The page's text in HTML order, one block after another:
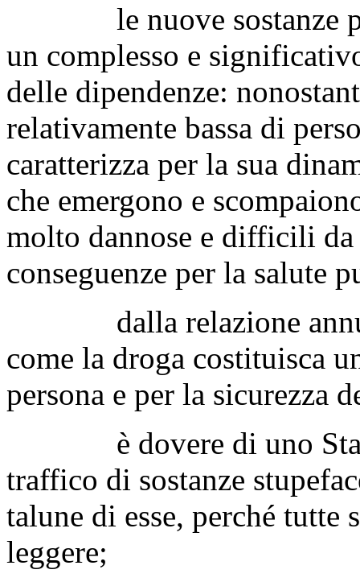
le nuove sostanze
un complesso e
delle dipendenze:
relativamente bassa di
caratterizza per la sua
che emergono e
molto dannose e difficili
conseguenze per la salute
dalla relazione
come la droga costituisca
persona e per la sicurezza
è dovere di uno Stato
traffico di sostanze
talune di esse, perché tutte
leggere;